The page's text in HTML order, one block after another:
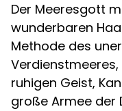
Der Meeresgott
wunderbaren
Methode des
ruhigen Geist,
große Armee der